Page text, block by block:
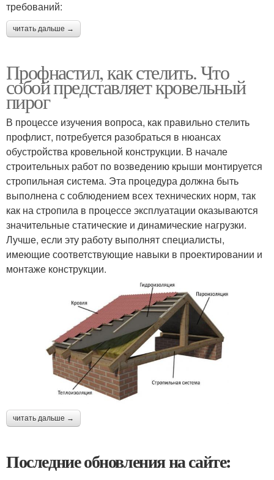
требований:
читать дальше →
Профнастил, как стелить. Что
собой представляет кровельный
пирог
В процессе изучения вопроса, как правильно стелить
профлист, потребуется разобраться в нюансах
обустройства кровельной конструкции. В начале
строительных работ по возведению крыши монтируется
стропильная система. Эта процедура должна быть
выполнена с соблюдением всех технических норм, так
как на стропила в процессе эксплуатации оказываются
значительные статические и динамические нагрузки.
Лучше, если эту работу выполнят специалисты,
имеющие соответствующие навыки в проектировании и
монтаже конструкции.
читать дальше →
Последние обновления на сайте: